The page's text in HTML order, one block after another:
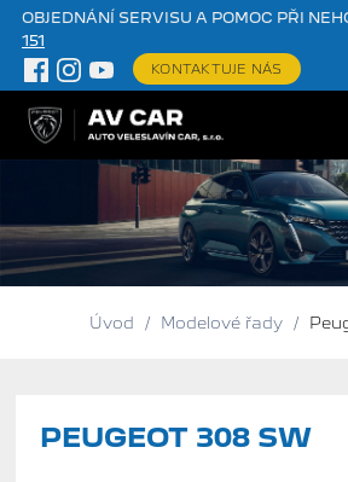
OBJEDNÁNÍ SERVISU A POMOC PŘI
151
KONTAKTUJE NÁS
Úvod / Modelové řady /
PEUGEOT 308 SW